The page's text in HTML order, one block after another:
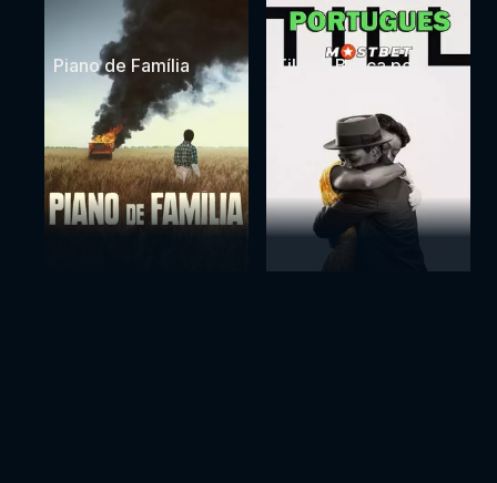
Piano de Família
Till - A Busca por